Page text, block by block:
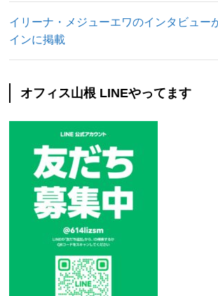
イリーナ・メジューエワのインタビュー
インに掲載
オフィス山根 LINEやってます